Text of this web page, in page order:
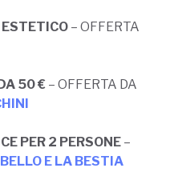
– OFFERTA
50 € – OFFERTA DA
PER 2 PERSONE –
E LA BESTIA